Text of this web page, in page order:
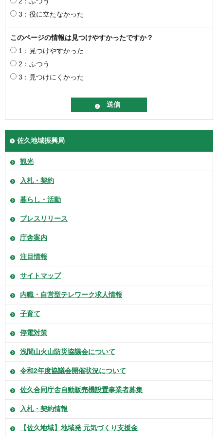
3：役に立たなかった
このページの情報は見つけやすかったですか？
1：見つけやすかった
2：ふつう
3：見つけにくかった
佐久地域振興局
観光
入札・契約
暮らし・活動
プレスリリース
庁舎案内
注目情報
サイトマップ
内職・自営型テレワーク求人情報
子育て
停電対策
浅間山火山防災協議会について
令和2年度協議会開催状況について
佐久合同庁舎自動販売機設置事業者募集
入札・契約情報
【佐久地域】地域発 元気づくり支援金